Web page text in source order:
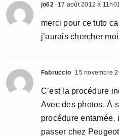
jo62 17 août 2012 à
merci pour ce tuto
j’aurais chercher
Fabruccio 15 novembre
C’est la procédure
Avec des photos. À
procédure entamée,
passer chez